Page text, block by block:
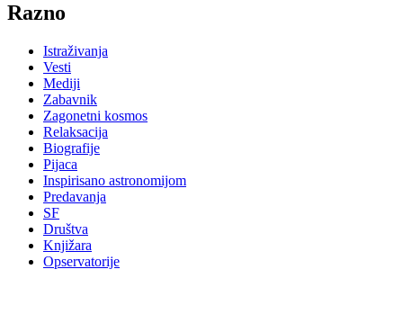
Razno
Istraživanja
Vesti
Mediji
Zabavnik
Zagonetni kosmos
Relaksacija
Biografije
Pijaca
Inspirisano astronomijom
Predavanja
SF
Društva
Knjižara
Opservatorije